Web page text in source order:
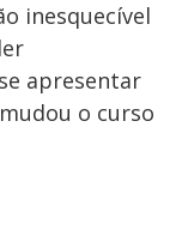
inesquecível
apresentar
o curso